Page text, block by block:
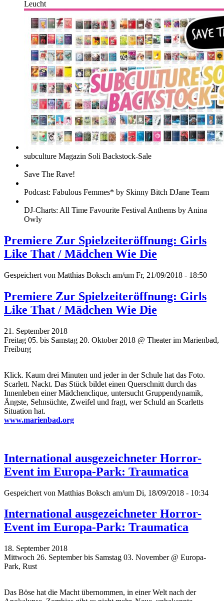
Leucht
subculture Magazin Soli Backstock-Sale
Save The Rave!
Podcast: Fabulous Femmes* by Skinny Bitch DJane Team
DJ-Charts: All Time Favourite Festival Anthems by Anina
Owly
Premiere Zur Spielzeiteröffnung: Girls
Like That / Mädchen Wie Die
Gespeichert von Matthias Boksch am/um Fr, 21/09/2018 - 18:50
Premiere Zur Spielzeiteröffnung: Girls
Like That / Mädchen Wie Die
21. September 2018
Freitag 05. bis Samstag 20. Oktober 2018 @ Theater im Marienbad,
Freiburg
Klick. Kaum drei Minuten und jeder in der Schule hat das Foto.
Scarlett. Nackt. Das Stück bildet einen Querschnitt durch das
Innenleben einer Mädchenclique, untersucht Gruppendynamik,
Ängste, Sehnsüchte, Zweifel und fragt, wer Schuld an Scarletts
Situation hat.
www.marienbad.org
International ausgezeichneter Horror-
Event im Europa-Park: Traumatica
Gespeichert von Matthias Boksch am/um Di, 18/09/2018 - 10:34
International ausgezeichneter Horror-
Event im Europa-Park: Traumatica
18. September 2018
Mittwoch 26. September bis Samstag 03. November @ Europa-
Park, Rust
Das Böse hat die Macht übernommen, in einer Welt nach der